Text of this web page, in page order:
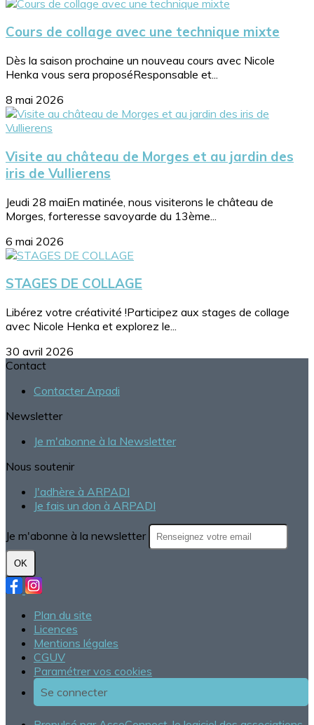
Cours de collage avec une technique mixte
Dès la saison prochaine un nouveau cours avec Nicole
Henka vous sera proposéResponsable et...
8 mai 2026
Visite au château de Morges et au jardin des
iris de Vullierens
Jeudi 28 maiEn matinée, nous visiterons le château de
Morges, forteresse savoyarde du 13ème...
6 mai 2026
STAGES DE COLLAGE
Libérez votre créativité !Participez aux stages de collage
avec Nicole Henka et explorez le...
30 avril 2026
Contact
Contacter Arpadi
Newsletter
Je m'abonne à la Newsletter
Nous soutenir
J'adhère à ARPADI
Je fais un don à ARPADI
Je m'abonne à la newsletter
OK
Plan du site
Licences
Mentions légales
CGUV
Paramétrer vos cookies
Se connecter